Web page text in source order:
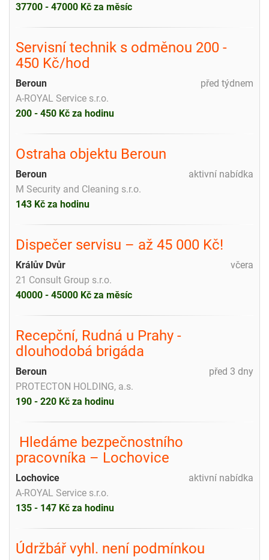
37700 - 47000 Kč za měsíc
Servisní technik s odměnou 200 -
450 Kč/hod
před týdnem
Beroun
A-ROYAL Service s.r.o.
200 - 450 Kč za hodinu
Ostraha objektu Beroun
aktivní nabídka
Beroun
M Security and Cleaning s.r.o.
143 Kč za hodinu
Dispečer servisu – až 45 000 Kč!
včera
Králův Dvůr
21 Consult Group s.r.o.
40000 - 45000 Kč za měsíc
Recepční, Rudná u Prahy -
dlouhodobá brigáda
před 3 dny
Beroun
PROTECTON HOLDING, a.s.
190 - 220 Kč za hodinu
️ Hledáme bezpečnostního
pracovníka – Lochovice
aktivní nabídka
Lochovice
A-ROYAL Service s.r.o.
135 - 147 Kč za hodinu
Údržbář vyhl. není podmínkou